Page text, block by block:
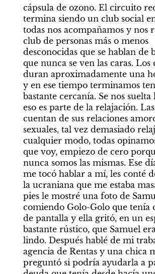
cápsula de ozono. El circuito
termina siendo un club social
todas nos acompañamos y nos
club de personas más o menos
desconocidas que se hablan de
que nunca se ven las caras. Los
duran aproximadamente una
y en ese tiempo terminamos
bastante cercanía. Se nos
eso es parte de la relajación.
cuentan de sus relaciones
sexuales, tal vez demasiado
cualquier modo, todas
que voy, empiezo de cero
nunca somos las mismas. Ese
me tocó hablar a mí, les conté
la ucraniana que me estaba
pies le mostré una foto de
comiendo Golo-Golo que tenía
de pantalla y ella gritó, en un
bastante rústico, que Samuel
lindo. Después hablé de mi
agencia de Rentas y una chica
preguntó si podría ayudarla a